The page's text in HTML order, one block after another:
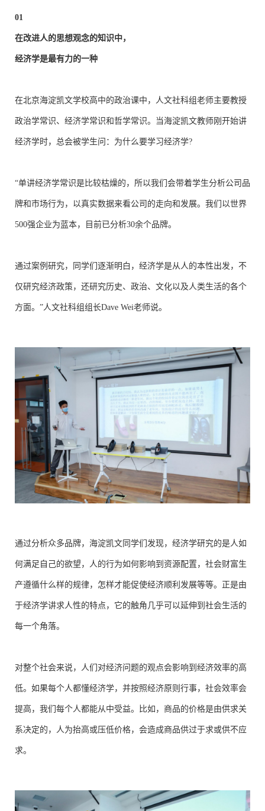
01
在改进人的思想观念的知识中，
经济学是最有力的一种
在北京海淀凯文学校高中的政治课中，人文社科组老师主要教授
政治学常识、经济学常识和哲学常识。当海淀凯文教师刚开始讲
经济学时，总会被学生问：为什么要学习经济学?
“单讲经济学常识是比较枯燥的，所以我们会带着学生分析公司品
牌和市场行为，以真实数据来看公司的走向和发展。我们以世界
500强企业为蓝本，目前已分析30余个品牌。
通过案例研究，同学们逐渐明白，经济学是从人的本性出发，不
仅研究经济政策，还研究历史、政治、文化以及人类生活的各个
方面。”人文社科组组长Dave Wei老师说。
通过分析众多品牌，海淀凯文同学们发现，经济学研究的是人如
何满足自己的欲望，人的行为如何影响到资源配置，社会财富生
产遵循什么样的规律，怎样才能促使经济顺利发展等等。正是由
于经济学讲求人性的特点，它的触角几乎可以延伸到社会生活的
每一个角落。
对整个社会来说，人们对经济问题的观点会影响到经济效率的高
低。如果每个人都懂经济学，并按照经济原则行事，社会效率会
提高，我们每个人都能从中受益。比如，商品的价格是由供求关
系决定的，人为抬高或压低价格，会造成商品供过于求或供不应
求。